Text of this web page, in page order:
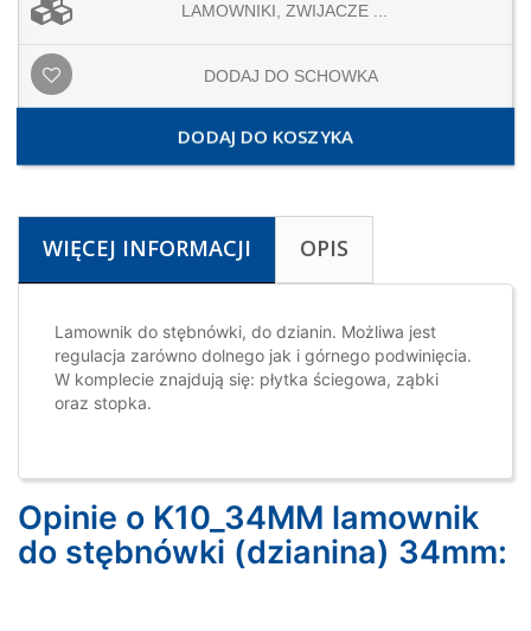
LAMOWNIKI, ZWIJACZE ...
DODAJ DO SCHOWKA
DODAJ DO KOSZYKA
WIĘCEJ INFORMACJI OPIS
Lamownik do stębnówki, do dzianin. Możliwa jest
regulacja zarówno dolnego jak i górnego podwinięcia.
W komplecie znajdują się: płytka ściegowa, ząbki
oraz stopka.
Opinie o K10_34MM lamownik
do stębnówki (dzianina) 34mm: